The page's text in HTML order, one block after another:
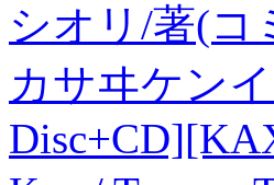
シオリ/著(コ
カサヰケン